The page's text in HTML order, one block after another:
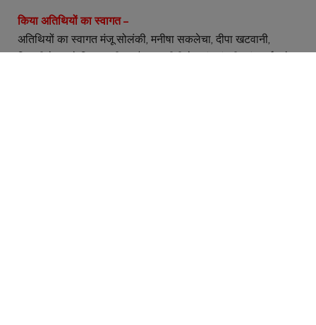
किया अतिथियों का स्वागत –
अतिथियों का स्वागत मंजू सोलंकी, मनीषा सकलेचा, दीपा खटवानी,